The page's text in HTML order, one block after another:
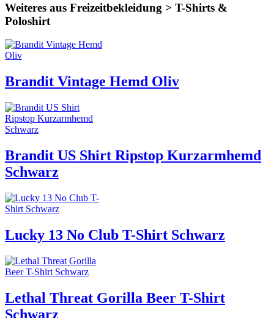
Weiteres aus Freizeitbekleidung > T-Shirts &
Poloshirt
Brandit Vintage Hemd Oliv
Brandit US Shirt Ripstop Kurzarmhemd
Schwarz
Lucky 13 No Club T-Shirt Schwarz
Lethal Threat Gorilla Beer T-Shirt
Schwarz